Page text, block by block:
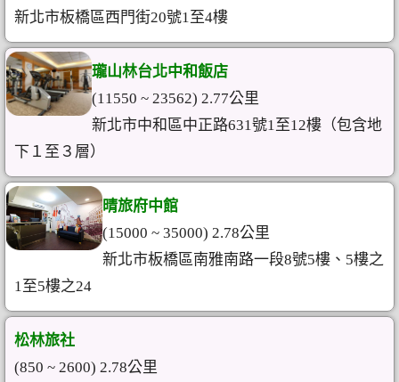
新北市板橋區西門街20號1至4樓
瓏山林台北中和飯店
(11550 ~ 23562) 2.77公里
新北市中和區中正路631號1至12樓（包含地
下１至３層）
晴旅府中館
(15000 ~ 35000) 2.78公里
新北市板橋區南雅南路一段8號5樓、5樓之
1至5樓之24
松林旅社
(850 ~ 2600) 2.78公里